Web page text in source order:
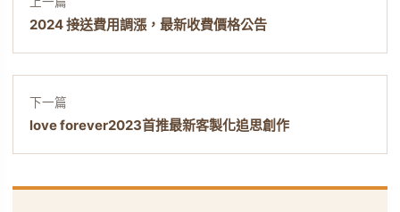
2024 接送費用調漲，最新收費價格公告
下一篇
love forever2023首推最新客製化追思創作